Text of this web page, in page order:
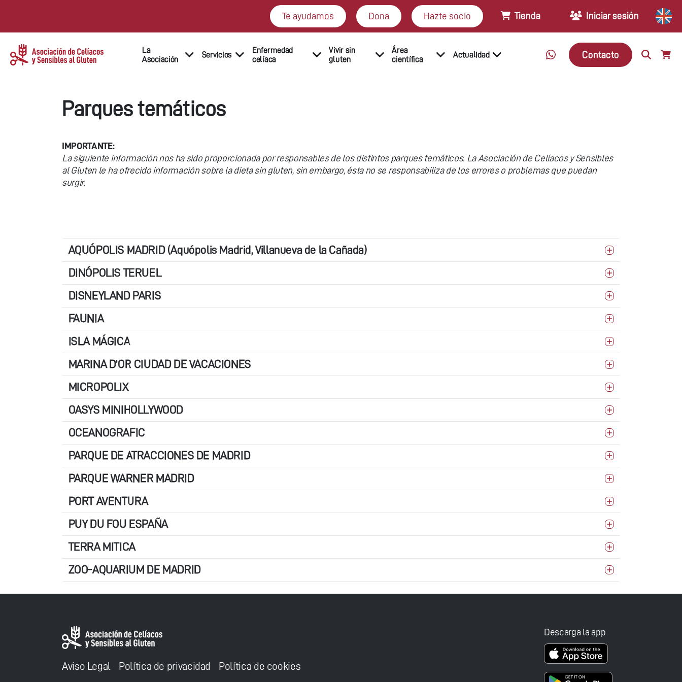
Te ayudamos Dona Hazte socio Tienda Iniciar sesión
La
Asociación
Servicios
Enfermedad
celíaca
Vivir sin
gluten
Área
científica
Actualidad Contacto
Parques temáticos
IMPORTANTE:
La siguiente información nos ha sido proporcionada por responsables de los distintos parques temáticos. La Asociación de Celíacos y Sensibles
al Gluten le ha ofrecido información sobre la dieta sin gluten, sin embargo, ésta no se responsabiliza de los errores o problemas que puedan
surgir.
AQUÓPOLIS MADRID (Aquópolis Madrid, Villanueva de la Cañada)
DINÓPOLIS TERUEL
DISNEYLAND PARIS
FAUNIA
ISLA MÁGICA
MARINA D’OR CIUDAD DE VACACIONES
MICROPOLIX
OASYS MINIHOLLYWOOD
OCEANOGRAFIC
PARQUE DE ATRACCIONES DE MADRID
PARQUE WARNER MADRID
PORT AVENTURA
PUY DU FOU ESPAÑA
TERRA MITICA
ZOO-AQUARIUM DE MADRID
Aviso Legal Política de privacidad Política de cookies
Descarga la app